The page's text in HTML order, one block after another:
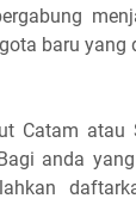
baru
Catam atau
anda